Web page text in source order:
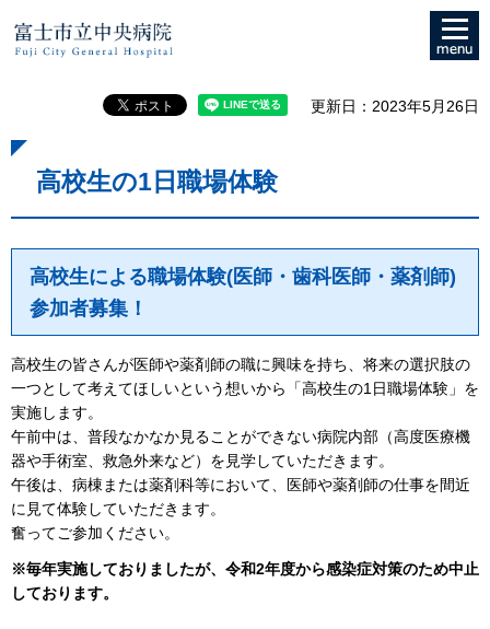
富士市立中央病院
メニュ
ー
更新日：2023年5月26日
高校生の1日職場体験
高校生による職場体験(医師・歯科医師・薬剤師)
参加者募集！
高校生の皆さんが医師や薬剤師の職に興味を持ち、将来の選択肢の
一つとして考えてほしいという想いから「高校生の1日職場体験」を
実施します。
午前中は、普段なかなか見ることができない病院内部（高度医療機
器や手術室、救急外来など）を見学していただきます。
午後は、病棟または薬剤科等において、医師や薬剤師の仕事を間近
に見て体験していただきます。
奮ってご参加ください。
※毎年実施しておりましたが、令和2年度から感染症対策のため中止
しております。